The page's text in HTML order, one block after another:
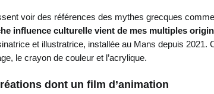
voir des références des mythes grecques
influence culturelle vient de mes multiples
et illustratrice, installée au Mans depuis
le crayon de couleur et l’acrylique.
dont un film d’animation